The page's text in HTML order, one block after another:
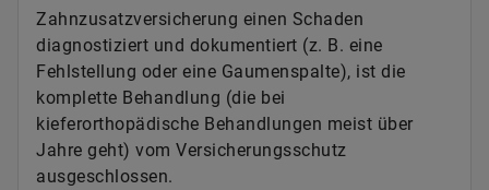
Zahnzusatzversicherung einen Schaden
diagnostiziert und dokumentiert (z. B. eine
Fehlstellung oder eine Gaumenspalte), ist die
komplette Behandlung (die bei
kieferorthopädische Behandlungen meist über
Jahre geht) vom Versicherungsschutz
ausgeschlossen.